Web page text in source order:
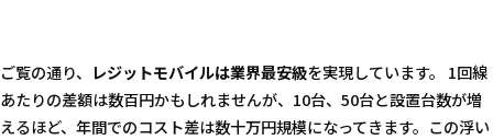
ご覧の通り、 レジットモバイルは業界最安級を実現しています。 1回線
あたりの差額は数百円かもしれませんが、10台、50台と設置台数が増
えるほど、年間でのコスト差は数十万円規模になってきます。この浮い